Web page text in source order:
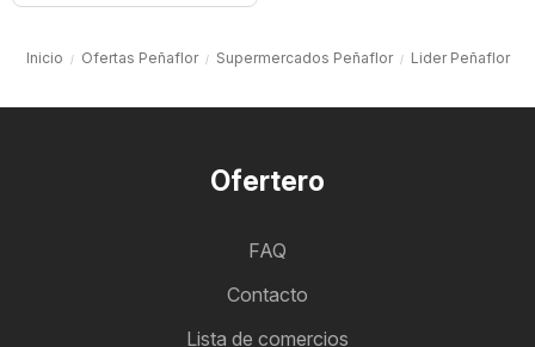
Inicio Ofertas Peñaflor Supermercados Peñaflor Lider Peñaflor
Ofertero
FAQ
Contacto
Lista de comercios